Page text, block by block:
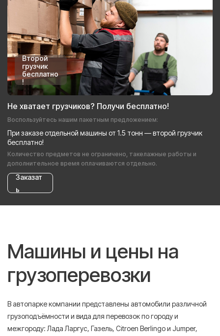
Второй
грузчик
бесплатно
!
Не хватает грузчиков? Получи бесплатно!
Воспользуйтесь нашим пакетным предложением:
При заказе отдельной машины от 1.5 тонн — второй грузчик
бесплатно!
Количество предметов не ограничено, такелажные работы и
дополнительное время оплачиваются отдельно.
Заказат
ь
Машины и цены на
грузоперевозки
В автопарке компании представлены автомобили различной
грузоподъёмности и вида для перевозок по городу и
межгороду: Лада Ларгус, Газель, Citroen Berlingo и Jumper,